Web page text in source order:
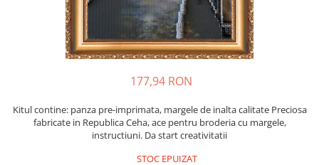
177,94 RON
Kitul contine: panza pre-imprimata, margele de inalta calitate Preciosa
fabricate in Republica Ceha, ace pentru broderia cu margele,
instructiuni. Da start creativitatii
STOC EPUIZAT